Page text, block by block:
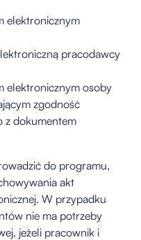
elektronicznym
pracodawcy
elektronicznym osoby
zgodność
z dokumentem
do programu,
akt
W przypadku
nie ma potrzeby
jeżeli pracownik i